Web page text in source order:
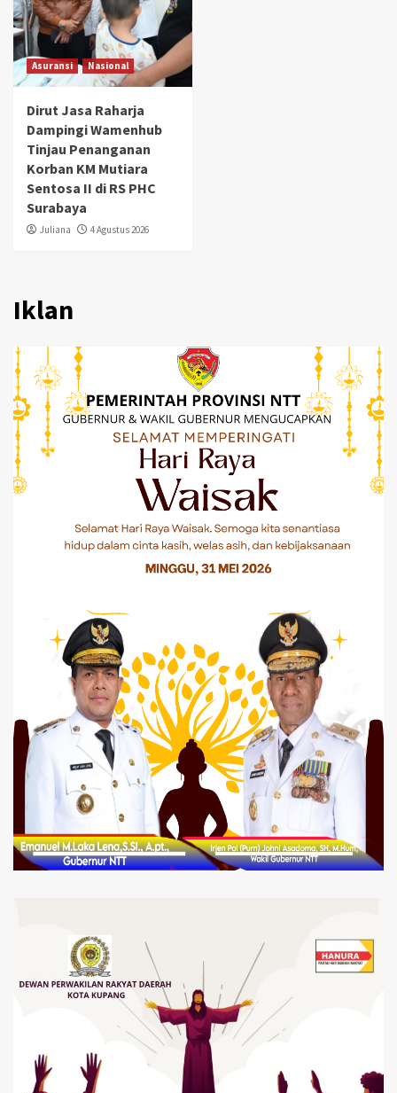
Asuransi Nasional
Dirut Jasa Raharja
Dampingi Wamenhub
Tinjau Penanganan
Korban KM Mutiara
Sentosa II di RS PHC
Surabaya
Juliana 4 Agustus 2026
Iklan